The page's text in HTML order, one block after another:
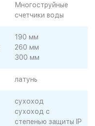
Многоструйные
счетчики воды
190 мм
260 мм
300 мм
латунь
сухоход
сухоход с
степенью защиты IP